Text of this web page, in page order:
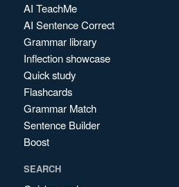
AI TeachMe
AI Sentence Correct
Grammar library
Inflection showcase
Quick study
Flashcards
Grammar Match
Sentence Builder
Boost
SEARCH